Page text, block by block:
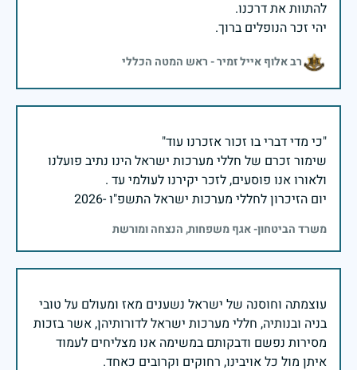
יהי זכר הנופלים ברוך.
רב אלוף אייל זמיר - ראש המטה הכללי
שימור זכרם של חללי מערכות ישראל הינו נתיב פועלנו
יום הזיכרון לחללי מערכות ישראל התשפ"ו -2026
משרד הביטחון- אגף משפחות, הנצחה ומורשת
עוצמתה וחוסנה של ישראל נשענים מאז ומעולם על טובי
בניה ובנותיה, חללי מערכות ישראל לדורותיהן, אשר בזכות
מסירות נפשם ודבקותם במשימה אנו מצליחים לעמוד